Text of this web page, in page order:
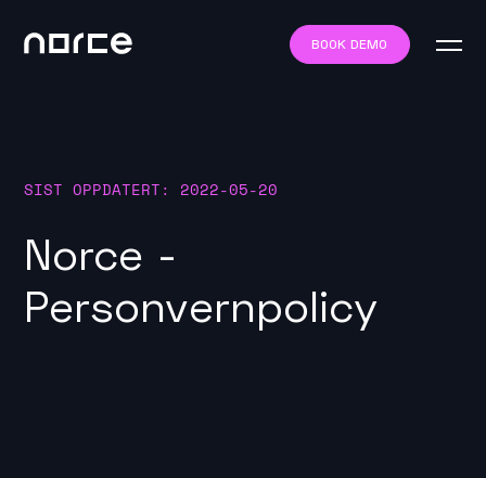
BOOK DEMO
SIST OPPDATERT: 2022-05-20
Norce -
Personvernpolicy